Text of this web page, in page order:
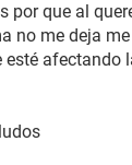
por que al
no me deja
afectando